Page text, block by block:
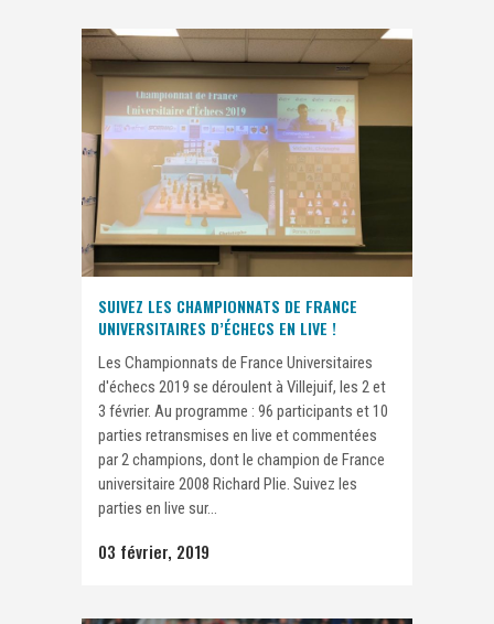
SUIVEZ LES CHAMPIONNATS DE FRANCE
UNIVERSITAIRES D’ÉCHECS EN LIVE !
Les Championnats de France Universitaires
d'échecs 2019 se déroulent à Villejuif, les 2 et
3 février. Au programme : 96 participants et 10
parties retransmises en live et commentées
par 2 champions, dont le champion de France
universitaire 2008 Richard Plie. Suivez les
parties en live sur...
03 février, 2019